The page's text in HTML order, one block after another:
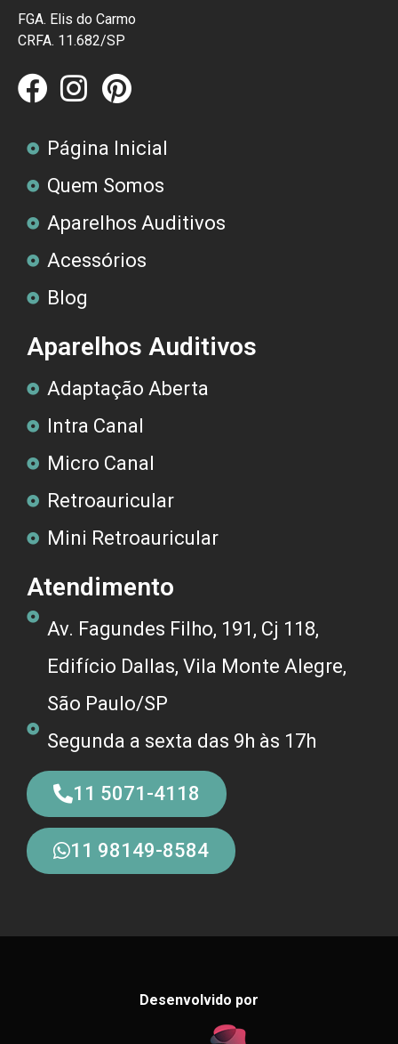
FGA. Elis do Carmo
CRFA. 11.682/SP
Página Inicial
Quem Somos
Aparelhos Auditivos
Acessórios
Blog
Aparelhos Auditivos
Adaptação Aberta
Intra Canal
Micro Canal
Retroauricular
Mini Retroauricular
Atendimento
Av. Fagundes Filho, 191, Cj 118,
Edifício Dallas, Vila Monte Alegre,
São Paulo/SP
Segunda a sexta das 9h às 17h
11 5071-4118
11 98149-8584
Desenvolvido por